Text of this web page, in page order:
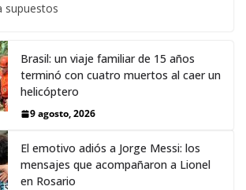
supuestos
Brasil: un viaje familiar de 15 años
terminó con cuatro muertos al caer un
helicóptero
9 agosto, 2026
El emotivo adiós a Jorge Messi: los
mensajes que acompañaron a Lionel
en Rosario